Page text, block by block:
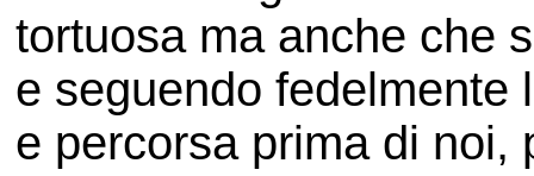
tortuosa ma anche che
e seguendo fedelmente
e percorsa prima di noi,